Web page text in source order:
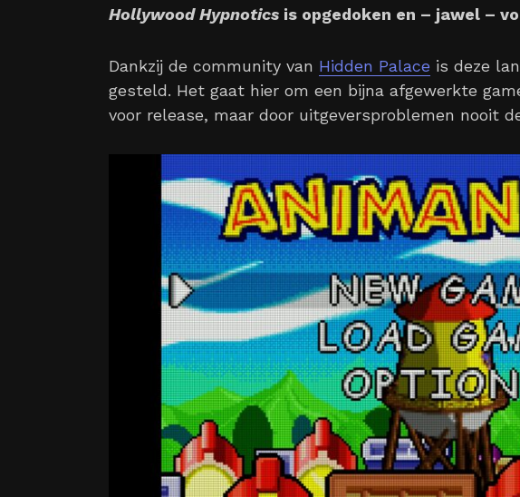
Hollywood Hypnotics is opgedoken en – jawel –
Dankzij de community van Hidden Palace is deze
gesteld. Het gaat hier om een bijna afgewerkte
voor release, maar door uitgeversproblemen nooit